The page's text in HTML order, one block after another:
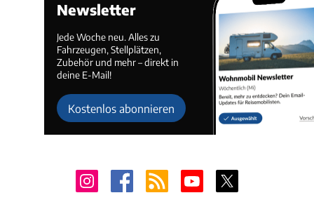
Newsletter
Jede Woche neu. Alles zu
Fahrzeugen, Stellplätzen,
Zubehör und mehr – direkt in
deine E-Mail!
Kostenlos abonnieren